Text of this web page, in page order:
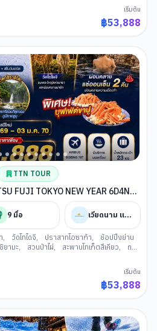
เมนู
แมวยักษ์ 3 มิติ พร้อมช้อป
เริ่มต้น
฿53,888
TTN TOUR
FUJI TOKYO NEW YEAR 6D4N
--- ซุปตาร์...Golden Route สอง
9 มื้อ เวียดนาม แอร์ไลน์
, วัดโทไดจิ, ปราสาทโอซาก้า,
ช้อปปิ้งย่าน
ยามะ, สวนป่าไผ่, สะพานโทเก็ตสึเคียว,
ถนน
หมู่บ้านอิยาชิโนซา
กรุงโตเกียว,
นจูกุ
อิออน มอลล์ นาริตะ
เริ่มต้น
฿53,888